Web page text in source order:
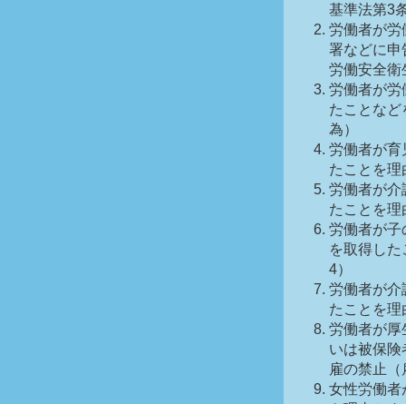
基準法第3
労働者が労
署などに申
労働安全衛
労働者が労
たことな
為）
労働者が育
たことを
労働者が介
たことを
労働者が子
を取得し
4）
労働者が介
たことを
労働者が厚
いは被保
雇の禁止
女性労働者